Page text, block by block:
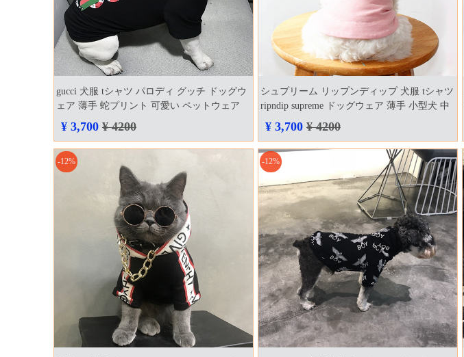
gucci 犬服 tシャツ パロディ グッチ ドッグウ
ェア 薄手 蛇プリント 可愛い ペットウェア
小型犬 中型犬 テディ フレンチブルドッグ シ
ュナウザー トイプードル 可愛い ペット洋服
夏用 送料無料
¥ 3,700 ¥ 4200
シュプリーム リップンディップ 犬服 tシャツ
ripndip supreme ドッグウェア 薄手 小型犬 中
型犬 ペット洋服 ピンク ブルー ネイビー ブ
ラウン 可愛い 犬 猫 服 春夏秋着 送料無料
¥ 3,700 ¥ 4200
-12% -12%